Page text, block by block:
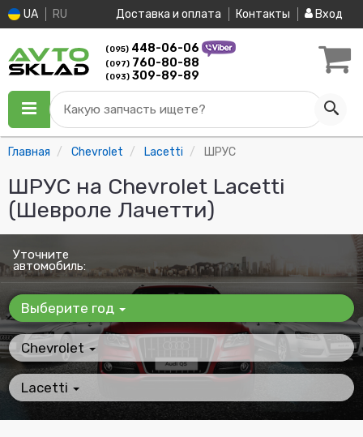
UA RU Доставка и оплата Контакты Вход
(095) 448-06-06
(097) 760-80-88
(093) 309-89-89
Какую запчасть ищете?
Главная Chevrolet Lacetti ШРУС
ШРУС на Chevrolet Lacetti
(Шевроле Лачетти)
Уточните
автомобиль:
Выберите год
Chevrolet
Lacetti